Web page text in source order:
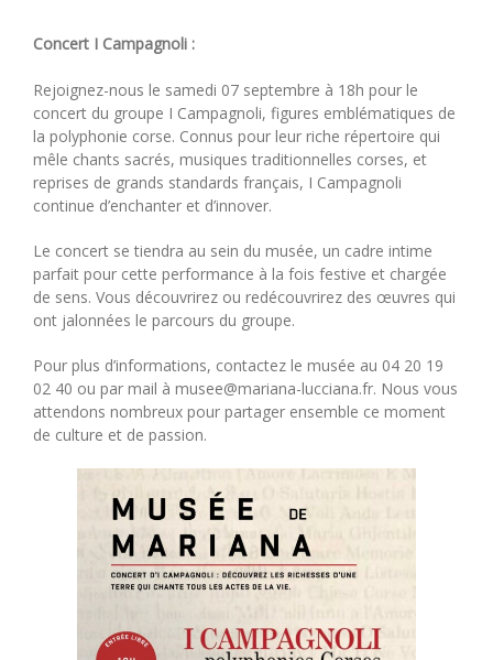
Concert I Campagnoli :
Rejoignez-nous le samedi 07 septembre à 18h pour le
concert du groupe I Campagnoli, figures emblématiques de
la polyphonie corse. Connus pour leur riche répertoire qui
mêle chants sacrés, musiques traditionnelles corses, et
reprises de grands standards français, I Campagnoli
continue d’enchanter et d’innover.
Le concert se tiendra au sein du musée, un cadre intime
parfait pour cette performance à la fois festive et chargée
de sens. Vous découvrirez ou redécouvrirez des œuvres qui
ont jalonnées le parcours du groupe.
Pour plus d’informations, contactez le musée au 04 20 19
02 40 ou par mail à musee@mariana-lucciana.fr. Nous vous
attendons nombreux pour partager ensemble ce moment
de culture et de passion.